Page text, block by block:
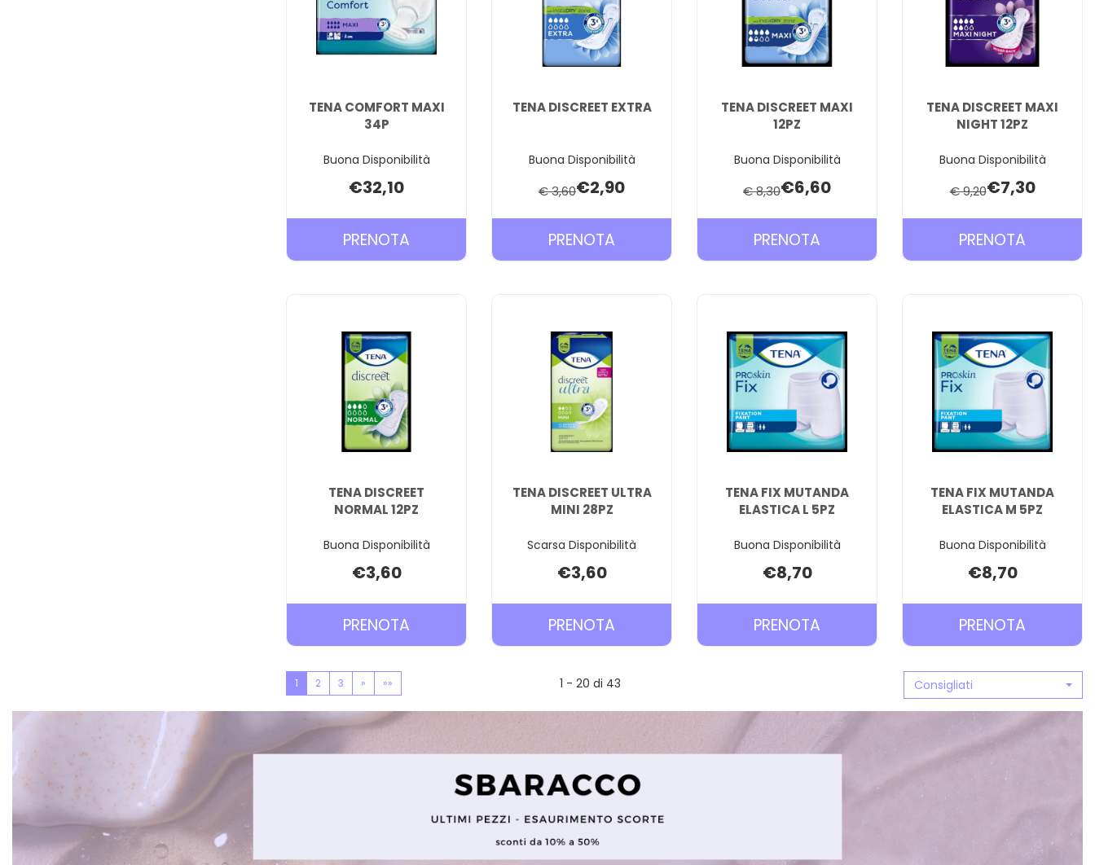
TENA COMFORT MAXI
34P
Buona Disponibilità
€32,10
PRENOTA
COMFORT
CARRELLO
TENA DISCREET EXTRA
Buona Disponibilità
€ 3,60€2,90
PRENOTA
DISCREET
TENA DISCREET MAXI
12PZ
Buona Disponibilità
€ 8,30€6,60
PRENOTA
DISCREET
CARRELLO
TENA DISCREET MAXI
NIGHT 12PZ
Buona Disponibilità
€ 9,20€7,30
PRENOTA
DISCREET
12PZ AL
TENA DISCREET
NORMAL 12PZ
Buona Disponibilità
€3,60
PRENOTA
DISCREET
CARRELLO
TENA DISCREET ULTRA
MINI 28PZ
Scarsa Disponibilità
€3,60
PRENOTA
DISCREET
MINI
28PZ AL
CARRELLO
TENA FIX MUTANDA
ELASTICA L 5PZ
Buona Disponibilità
€8,70
PRENOTA
FIX
L
5PZ AL
CARRELLO
TENA FIX MUTANDA
ELASTICA M 5PZ
Buona Disponibilità
€8,70
PRENOTA
FIX
ELASTICA
M
5PZ AL
1 2 3 » »» 1 - 20 di 43 Consigliati